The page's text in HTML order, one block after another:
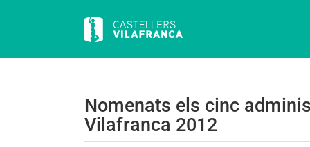
Nomenats els cinc
Vilafranca 2012